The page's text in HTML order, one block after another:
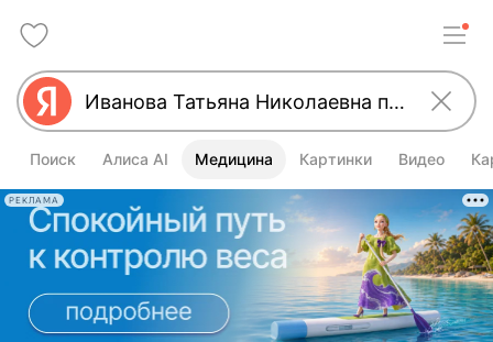
Поиск Алиса AI Медицина Картинки Видео
РЕКЛАМА